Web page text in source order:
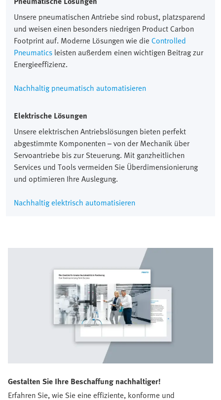
Unsere pneumatischen Antriebe sind robust, platzsparend
und weisen einen besonders niedrigen Product Carbon
Footprint auf. Moderne Lösungen wie dieControlled
Pneumatics leisten außerdem einen wichtigen Beitrag zur
Energieeffizienz.
Nachhaltig pneumatisch automatisieren
Elektrische Lösungen
Unsere elektrischen Antriebslösungen bieten perfekt
abgestimmte Komponenten – von der Mechanik über
Servoantriebe bis zur Steuerung. Mit ganzheitlichen
Services und Tools vermeiden Sie Überdimensionierung
und optimieren Ihre Auslegung.
Nachhaltig elektrisch automatisieren
Gestalten Sie Ihre Beschaffung nachhaltiger!
Erfahren Sie, wie Sie eine effiziente, konforme und